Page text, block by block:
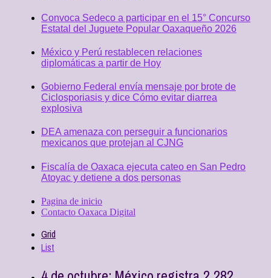
Convoca Sedeco a participar en el 15° Concurso
Estatal del Juguete Popular Oaxaqueño 2026
México y Perú restablecen relaciones
diplomáticas a partir de Hoy
Gobierno Federal envía mensaje por brote de
Ciclosporiasis y dice Cómo evitar diarrea
explosiva
DEA amenaza con perseguir a funcionarios
mexicanos que protejan al CJNG
Fiscalía de Oaxaca ejecuta cateo en San Pedro
Atoyac y detiene a dos personas
Pagina de inicio
Contacto Oaxaca Digital
Grid
List